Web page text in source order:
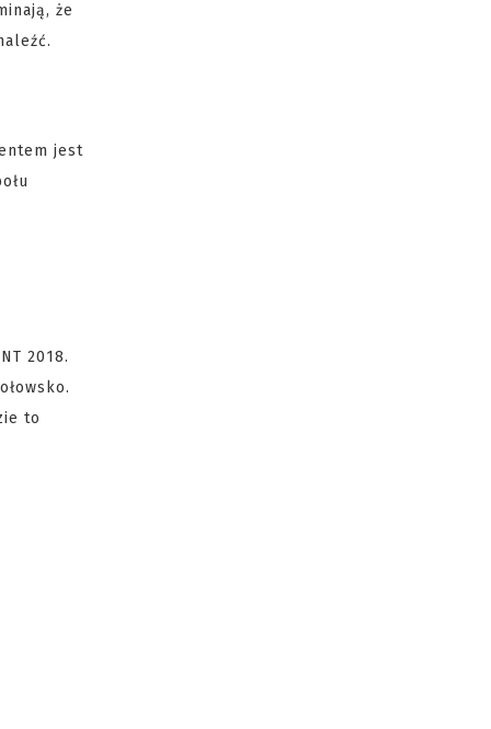
że
jest
2018.
to